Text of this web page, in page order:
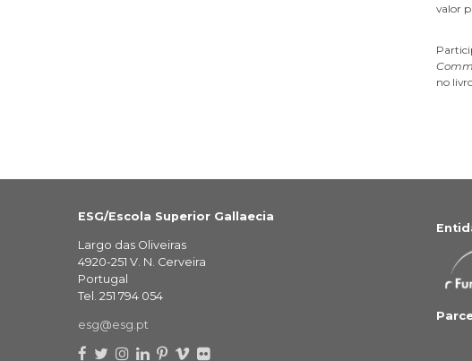
valor
no
ESG/Escola Superior Gallaecia
Largo das Oliveiras
4920-251 V. N. Cerveira
Portugal
Tel. 251 794 054
esg@esg.pt